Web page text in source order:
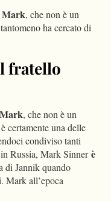
Mark, che non è un
ha cercato di
fratello
Mark, che non è un
certamente una delle
condiviso tanti
Russia, Mark Sinnerè
di Jannik quando
Mark all’epoca